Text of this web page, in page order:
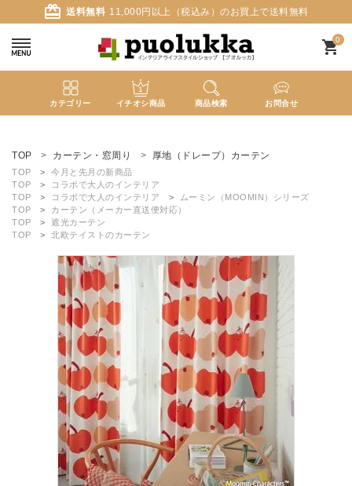
card_giftcard 送料無料 11,000円以上（税込み）のお買上で送料無料
0
shopping_cart
カテゴリー イチオシ商品 商品検索 お問合せ
ようこそ ゲスト 様
meeting_room ログイン person 新規会員登録
新着商品
カテゴリーから探す
ブランド
ガイドライン
TOP カーテン・窓周り 厚地（ドレープ）カーテン
TOP
今月と先月の新商品
TOP
コラボで大人のインテリア
TOP
コラボで大人のインテリア
ムーミン（MOOMIN）シリーズ
TOP
カーテン（メーカー直送便対応）
TOP
遮光カーテン
TOP
北欧テイストのカーテン